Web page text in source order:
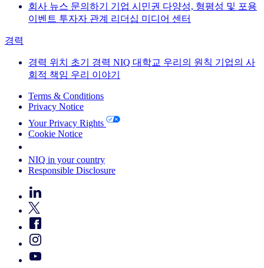
회사 뉴스 문의하기 기업 시민권 다양성, 형평성 및 포용
이벤트 투자자 관계 리더십 미디어 센터
경력
경력 위치 초기 경력 NIQ 대학교 우리의 원칙 기업의 사
회적 책임 우리 이야기
Terms & Conditions
Privacy Notice
Your Privacy Rights
Cookie Notice
NIQ in your country
Responsible Disclosure